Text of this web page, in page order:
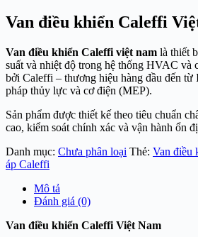
Van điều khiển Caleffi
Van điều khiển Caleffi việt nam là thiết
suất và nhiệt độ trong hệ thống HVAC và
bởi Caleffi – thương hiệu hàng đầu đến
pháp thủy lực và cơ điện (MEP).
Sản phẩm được thiết kế theo tiêu chuẩn
cao, kiểm soát chính xác và vận hành ổn
Danh mục: Chưa phân loại Thẻ: Van điều
áp Caleffi
Mô tả
Đánh giá (0)
Van điều khiển Caleffi Việt Nam